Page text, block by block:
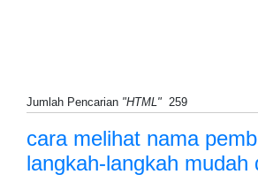
Jumlah Pencarian "HTML" 259
cara melihat nama
langkah-langkah mudah